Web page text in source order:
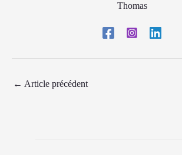
Thomas
← Article précédent